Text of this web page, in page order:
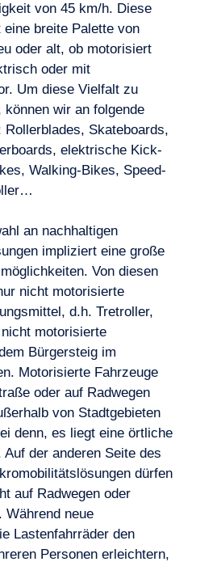
von 45 km/h. Diese
breite Palette von
oder alt, ob motorisiert
oder mit
Um diese Vielfalt zu
wir an folgende
Rollerblades, Skateboards,
elektrische Kick-
Walking-Bikes, Speed-
an nachhaltigen
impliziert eine große
Von diesen
nicht motorisierte
d.h. Tretroller,
motorisierte
Bürgersteig im
Motorisierte Fahrzeuge
oder auf Radwegen
von Stadtgebieten
denn, es liegt eine örtliche
Auf der anderen Seite des
dürfen
auf Radwegen oder
Während neue
Lastenfahrräder den
Personen erleichtern,